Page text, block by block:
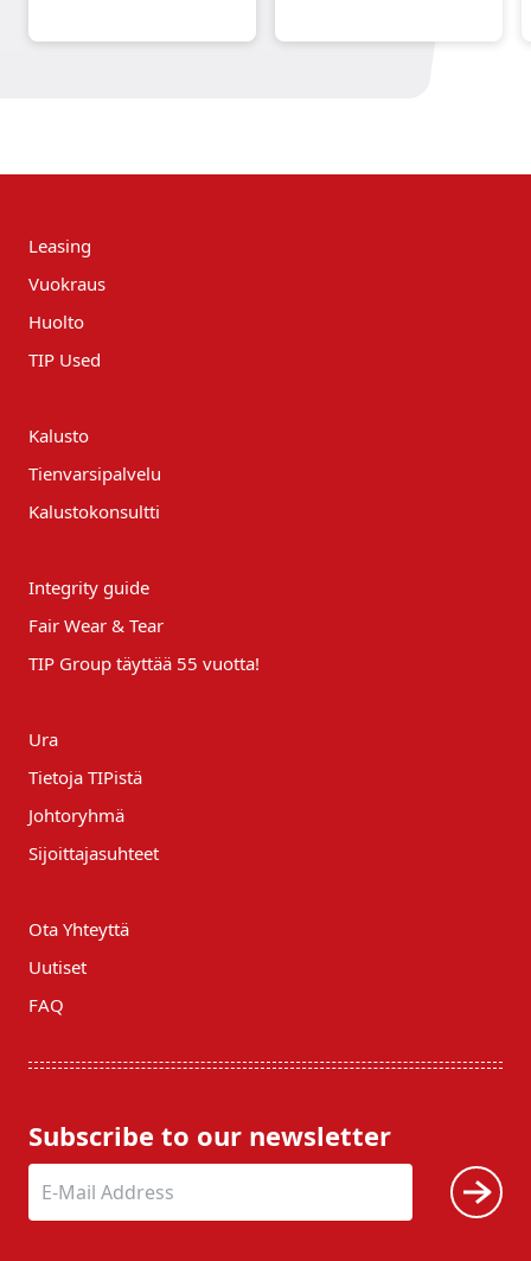
Leasing
Vuokraus
Huolto
TIP Used
Kalusto
Tienvarsipalvelu
Kalustokonsultti
Integrity guide
Fair Wear & Tear
TIP Group täyttää 55 vuotta!
Ura
Tietoja TIPistä
Johtoryhmä
Sijoittajasuhteet
Ota Yhteyttä
Uutiset
FAQ
Subscribe to our newsletter